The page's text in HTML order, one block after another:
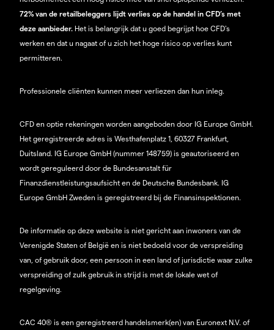
72% van de retailbeleggers lijdt verlies op de handel in CFD’s met
deze aanbieder. Het is belangrijk dat u goed begrijpt hoe CFD's
werken en dat u nagaat of u zich het hoge risico op verlies kunt
permitteren.
Professionele cliënten kunnen meer verliezen dan hun inleg.
CFD en optie rekeningen worden aangeboden door IG Europe GmbH.
Het geregistreerde adres is Westhafenplatz 1, 60327 Frankfurt,
Duitsland. IG Europe GmbH (nummer 148759) is geautoriseerd en
wordt gereguleerd door de Bundesanstalt für
Finanzdienstleistungsaufsicht en de Deutsche Bundesbank. IG
Europe GmbH Zweden is geregistreerd bij de Finansinspektionen.
De informatie op deze website is niet gericht aan inwoners van de
Verenigde Staten of België en is niet bedoeld voor de verspreiding
van, of gebruik door, een persoon in een land of jurisdictie waar zulke
verspreiding of zulk gebruik in strijd is met de lokale wet of
regelgeving.
CAC 40® is een geregistreerd handelsmerk(en) van Euronext N.V. of